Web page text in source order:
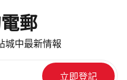
郵
城中最新情報